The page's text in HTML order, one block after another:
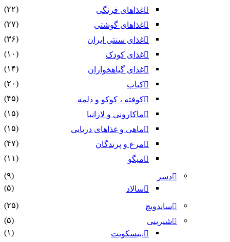
غذاهای فرنگی
(۲۲)
غذاهای گوشتی
(۲۷)
غذای سنتی ایران
(۳۶)
غذای کودک
(۱۰)
غذای گیاهخواران
(۱۴)
کباب
(۲۰)
کوفته ، کوکو و دلمه
(۴۵)
ماکارونی و لازانیا
(۱۵)
ماهی و غذاهای دریایی
(۱۵)
مرغ و پرندگان
(۴۷)
میگو
(۱۱)
دسر
(۹)
سالاد
(۵)
ساندویچ
(۲۵)
شیرینی
(۵)
.بیسکویت
(۱)